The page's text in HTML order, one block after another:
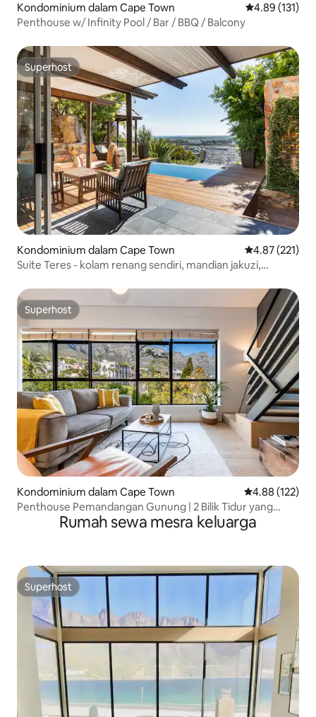
Kondominium dalam Cape Town Penarafan
4.89 (131)
Penthouse w/ Infinity Pool / Bar / BBQ / Balcony
Superhost
Superhost
Kondominium dalam Cape Town Penarafan
4.87 (221)
Suite Teres - kolam renang sendiri, mandian jakuzi,
Superhost
Superhost
Kondominium dalam Cape Town Penarafan
4.88 (122)
Penthouse Pemandangan Gunung | 2 Bilik Tidur yang
Selamat, Pemandangan & Kolam Renang
Rumah sewa mesra keluarga
Superhost
Superhost